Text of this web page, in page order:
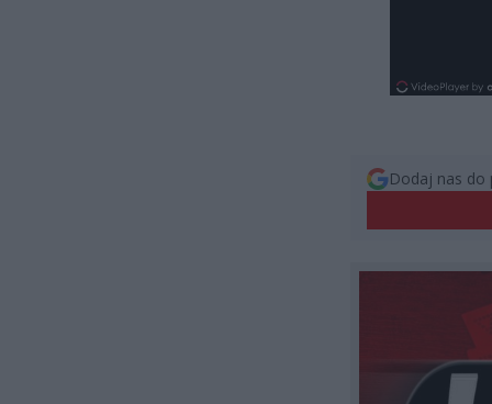
Dodaj nas do